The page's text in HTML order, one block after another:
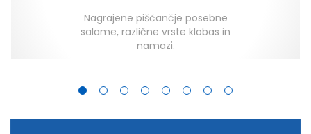
Nagrajene piščančje posebne
salame, različne vrste klobas in
namazi.